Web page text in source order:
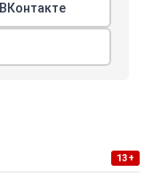
ВКонтакте
13+